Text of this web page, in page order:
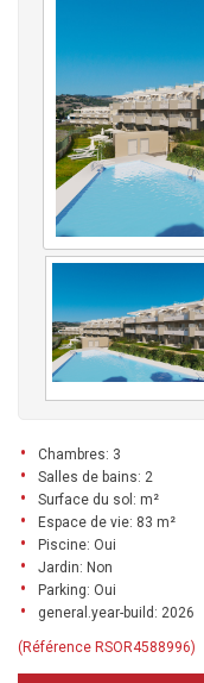
Chambres: 3
Salles de bains: 2
Surface du sol: m²
Espace de vie: 83 m²
Piscine: Oui
Jardin: Non
Parking: Oui
general.year-build: 2026
(Référence RSOR4588996)